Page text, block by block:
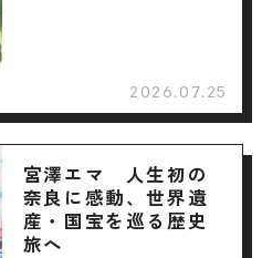
2026.07.25
宮澤エマ 人生初の
奈良に感動、世界遺
産・国宝を巡る歴史
旅へ